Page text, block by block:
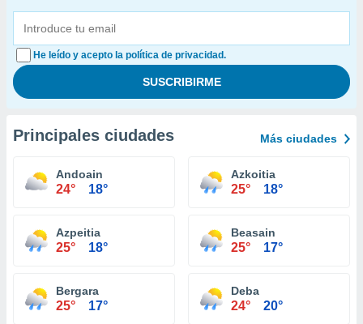
He leído y acepto la política de privacidad.
Principales ciudades Más ciudades
Andoain
24° 18°
Azkoitia
25° 18°
Azpeitia
25° 18°
Beasain
25° 17°
Bergara
25° 17°
Deba
24° 20°